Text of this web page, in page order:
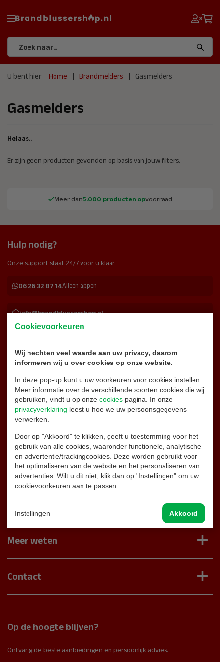
Cookievoorkeuren
Wij hechten veel waarde aan uw privacy, daarom
informeren wij u over cookies op onze website.
In deze pop-up kunt u uw voorkeuren voor cookies instellen.
Meer informatie over de verschillende soorten cookies die wij
gebruiken, vindt u op onze cookies pagina. In onze
privacyverklaring leest u hoe we uw persoonsgegevens
verwerken.
Door op "Akkoord" te klikken, geeft u toestemming voor het
gebruik van alle cookies, waaronder functionele, analytische
en advertentie/trackingcookies. Deze worden gebruikt voor
het optimaliseren van de website en het personaliseren van
advertenties. Wilt u dit niet, klik dan op "Instellingen" om uw
cookievoorkeuren aan te passen.
Instellingen Akkoord
U bent hier Home Brandmelders Gasmelders
Gasmelders
Helaas..
Er zijn geen producten gevonden op basis van jouw filters.
Meer dan5.000 producten opvoorraad
Hulp nodig?
Onze support staat 24/7 voor u klaar
06 26 32 87 14Alleen appen
info@brandblussershop.nl
0180 - 556 747
Naar de contactpagina
Facebook
Instagram
Klantenservice
Contact
Veelgestelde vragen
Onderhoudscontract aanvragen
Schade of verkeerd product
Retourneren product
Chatbot Veronique
Podcast
Brandslanghaspels
Brandpreventie
Onderhoud
Meer weten
Brandpreventie
Poederblussers
Noodverlichting
Contact
Zwaalweg 6-8
Route
IBAN:
NL66 ABNA 0605 4152 69
Op de hoogte blijven?
Ontvang de beste aanbiedingen en persoonlijk advies.